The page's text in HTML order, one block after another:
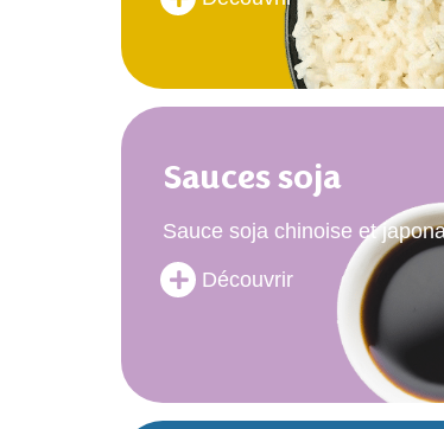
Sauces soja
Sauce soja chinoise et
Découvrir